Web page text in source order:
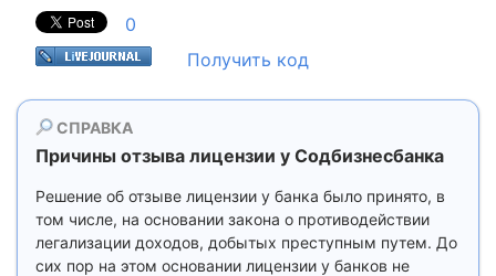
0
Получить код
СПРАВКА
Причины отзыва лицензии у Содбизнесбанка
Решение об отзыве лицензии у банка было принято, в
том числе, на основании закона о противодействии
легализации доходов, добытых преступным путем. До
сих пор на этом основании лицензии у банков не